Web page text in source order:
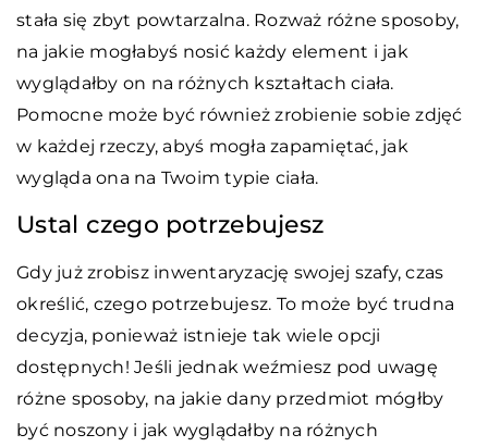
stała się zbyt powtarzalna. Rozważ różne sposoby,
na jakie mogłabyś nosić każdy element i jak
wyglądałby on na różnych kształtach ciała.
Pomocne może być również zrobienie sobie zdjęć
w każdej rzeczy, abyś mogła zapamiętać, jak
wygląda ona na Twoim typie ciała.
Ustal czego potrzebujesz
Gdy już zrobisz inwentaryzację swojej szafy, czas
określić, czego potrzebujesz. To może być trudna
decyzja, ponieważ istnieje tak wiele opcji
dostępnych! Jeśli jednak weźmiesz pod uwagę
różne sposoby, na jakie dany przedmiot mógłby
być noszony i jak wyglądałby na różnych